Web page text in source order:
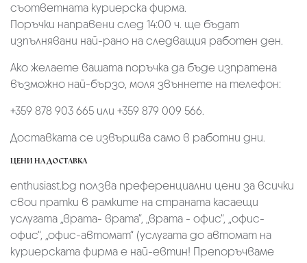
съответната куриерска фирма.
Поръчки направени след 14:00 ч. ще бъдат
изпълнявани най-рано на следващия работен ден.
Ако желаете вашата поръчка да бъде изпратена
възможно най-бързо, моля звъннете на телефон:
+359 878 903 665 или +359 879 009 566.
Доставката се извършва само в работни дни.
ЦЕНИ НА ДОСТАВКА
enthusiast.bg ползва преференциални цени за всички
свои пратки в рамките на страната касаещи
услугата „врата- врата“, „врата - офис“, „oфис-
офис“, „офис-автомат“ (услугата до автомат на
куриерската фирма е най-евтин! Препоръчваме